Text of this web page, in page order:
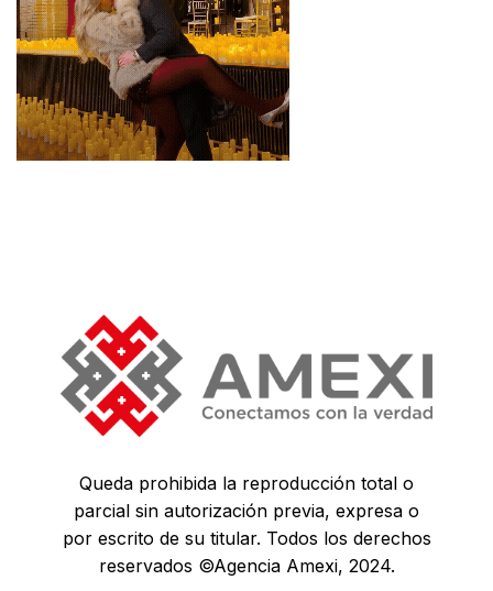
Queda prohibida la reproducción total o
parcial sin autorización previa, expresa o
por escrito de su titular. Todos los derechos
reservados ©Agencia Amexi, 2024.